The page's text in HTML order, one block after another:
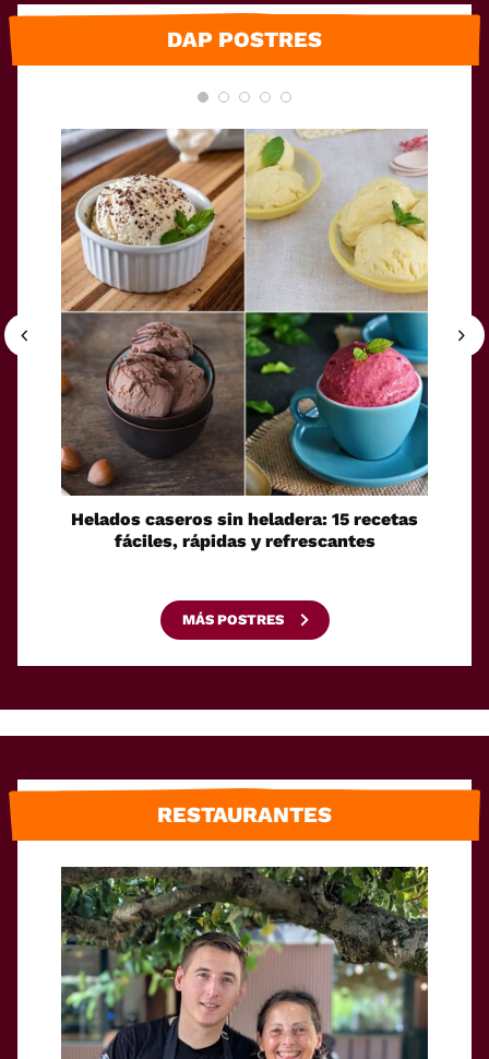
DAP POSTRES
Helados caseros sin heladera: 15 recetas
fáciles, rápidas y refrescantes
MÁS POSTRES
RESTAURANTES